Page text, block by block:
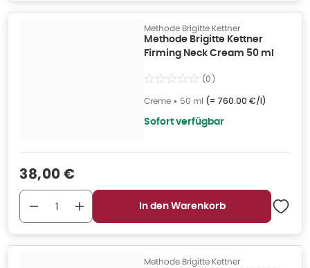
Methode Brigitte Kettner
Methode Brigitte Kettner
Firming Neck Cream 50 ml
(0)
Creme • 50 ml (= 760.00 €/l)
Sofort verfügbar
Verkaufspreis
38,00 €
In den Warenkorb
Methode Brigitte Kettner